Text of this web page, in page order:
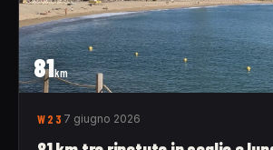
81km
W23 7 giugno 2026